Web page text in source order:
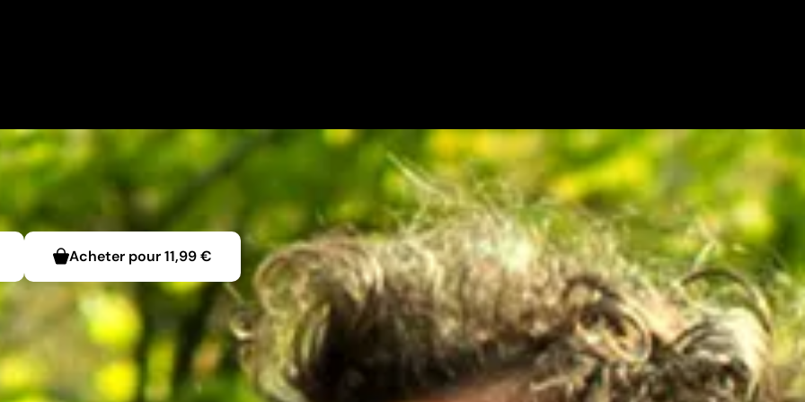
Acheter pour 11,99 €